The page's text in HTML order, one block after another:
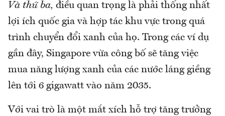
Và thứ ba, điều quan trọng là phải thống nhất
lợi ích quốc gia và hợp tác khu vực trong quá
trình chuyển đổi xanh của họ. Trong các ví dụ
gần đây, Singapore vừa công bố sẽ tăng việc
mua năng lượng xanh của các nước láng giềng
lên tới 6 gigawatt vào năm 2035.
Với vai trò là một mắt xích hỗ trợ tăng trưởng